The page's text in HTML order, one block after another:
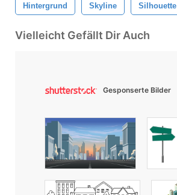
Hintergrund Skyline Silhouette
Vielleicht Gefällt Dir Auch
Gesponserte Bilder